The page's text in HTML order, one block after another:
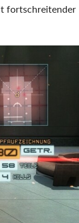
fortschreitender